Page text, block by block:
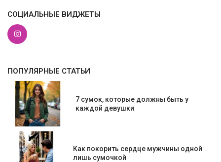
СОЦИАЛЬНЫЕ ВИДЖЕТЫ
ПОПУЛЯРНЫЕ СТАТЬИ
7 сумок, которые должны быть у
каждой девушки
Как покорить сердце мужчины одной
лишь сумочкой